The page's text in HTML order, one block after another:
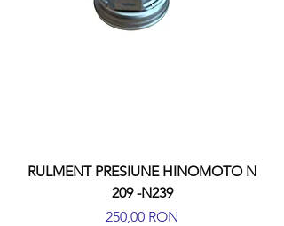
RULMENT PRESIUNE HINOMOTO N
209 -N239
Preț
250,00 RON